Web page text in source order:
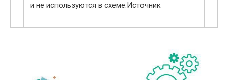
и не используются в схеме.Источник